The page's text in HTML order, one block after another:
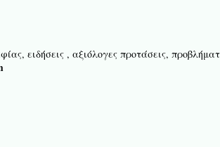
ειδήσεις , αξιόλογες προτάσεις,